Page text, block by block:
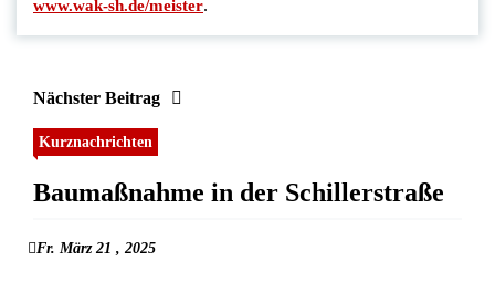
www.wak-sh.de/meister.
Nächster Beitrag
Kurznachrichten
Baumaßnahme in der Schillerstraße
Fr. März 21 , 2025